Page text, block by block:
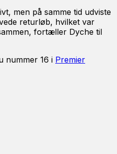
men på samme tid udviste
returløb, hvilket var
fortæller Dyche til
nummer 16 i Premier